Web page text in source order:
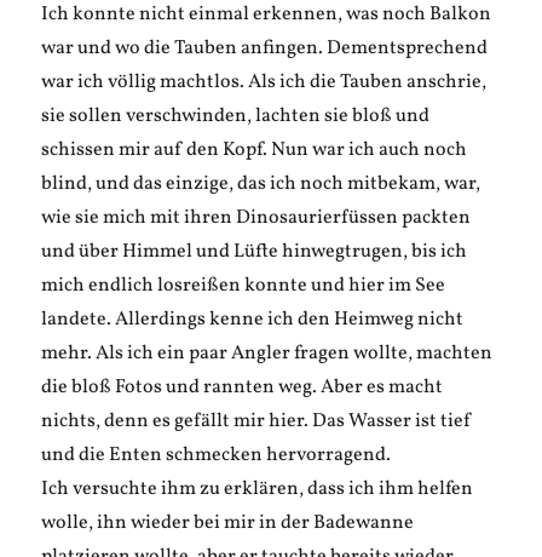
Ich konnte nicht einmal erkennen, was noch Balkon
war und wo die Tauben anfingen. Dementsprechend
war ich völlig machtlos. Als ich die Tauben anschrie,
sie sollen verschwinden, lachten sie bloß und
schissen mir auf den Kopf. Nun war ich auch noch
blind, und das einzige, das ich noch mitbekam, war,
wie sie mich mit ihren Dinosaurierfüssen packten
und über Himmel und Lüfte hinwegtrugen, bis ich
mich endlich losreißen konnte und hier im See
landete. Allerdings kenne ich den Heimweg nicht
mehr. Als ich ein paar Angler fragen wollte, machten
die bloß Fotos und rannten weg. Aber es macht
nichts, denn es gefällt mir hier. Das Wasser ist tief
und die Enten schmecken hervorragend.
Ich versuchte ihm zu erklären, dass ich ihm helfen
wolle, ihn wieder bei mir in der Badewanne